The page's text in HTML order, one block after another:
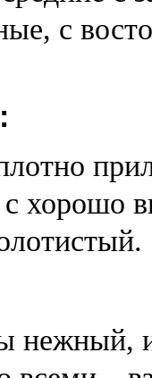
с
с хорошо
нежный,